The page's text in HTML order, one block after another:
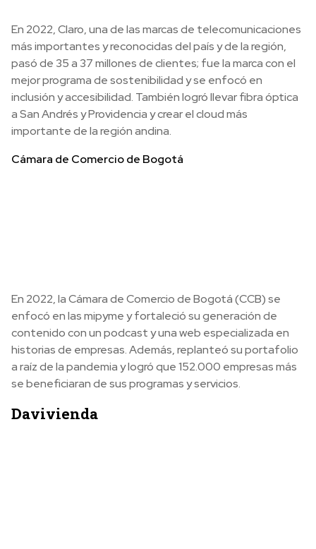
En 2022, Claro, una de las marcas de telecomunicaciones
más importantes y reconocidas del país y de la región,
pasó de 35 a 37 millones de clientes; fue la marca con el
mejor programa de sostenibilidad y se enfocó en
inclusión y accesibilidad. También logró llevar fibra óptica
a San Andrés y Providencia y crear el cloud más
importante de la región andina.
Cámara de Comercio de Bogotá
En 2022, la Cámara de Comercio de Bogotá (CCB) se
enfocó en las mipyme y fortaleció su generación de
contenido con un podcast y una web especializada en
historias de empresas. Además, replanteó su portafolio
a raíz de la pandemia y logró que 152.000 empresas más
se beneficiaran de sus programas y servicios.
Davivienda